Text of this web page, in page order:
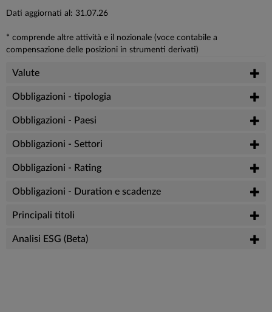
Dati aggiornati al: 31.07.26
* comprende altre attività e il nozionale (voce contabile a
compensazione delle posizioni in strumenti derivati)
Valute
Obbligazioni - tipologia
Obbligazioni - Paesi
Obbligazioni - Settori
Obbligazioni - Rating
Obbligazioni - Duration e scadenze
Principali titoli
Analisi ESG (Beta)